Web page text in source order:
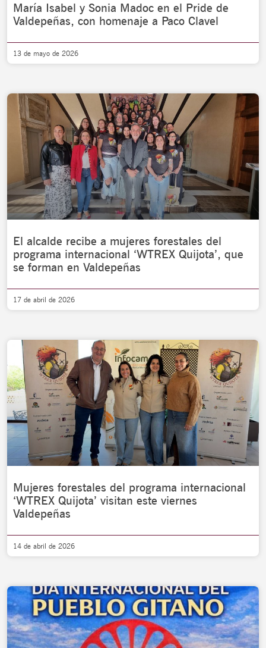
María Isabel y Sonia Madoc en el Pride de
Valdepeñas, con homenaje a Paco Clavel
13 de mayo de 2026
El alcalde recibe a mujeres forestales del
programa internacional ‘WTREX Quijota’, que
se forman en Valdepeñas
17 de abril de 2026
Mujeres forestales del programa internacional
‘WTREX Quijota’ visitan este viernes
Valdepeñas
14 de abril de 2026